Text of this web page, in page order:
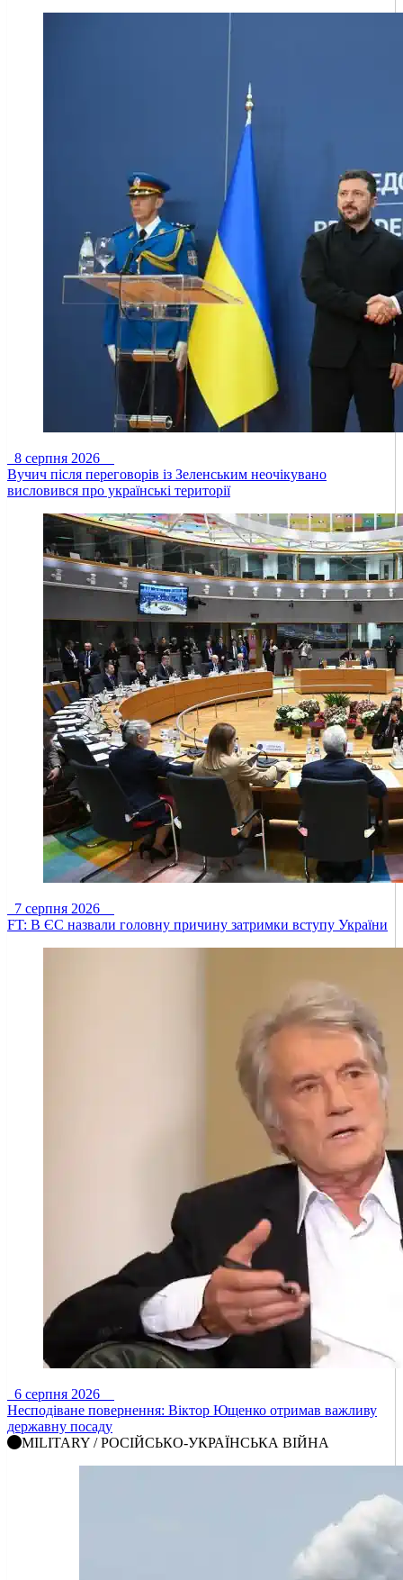
8 серпня 2026
Вучич після переговорів із Зеленським неочікувано
висловився про українські території
7 серпня 2026
FT: В ЄС назвали головну причину затримки вступу України
6 серпня 2026
Несподіване повернення: Віктор Ющенко отримав важливу
державну посаду
MILITARY / РОСІЙСЬКО-УКРАЇНСЬКА ВІЙНА